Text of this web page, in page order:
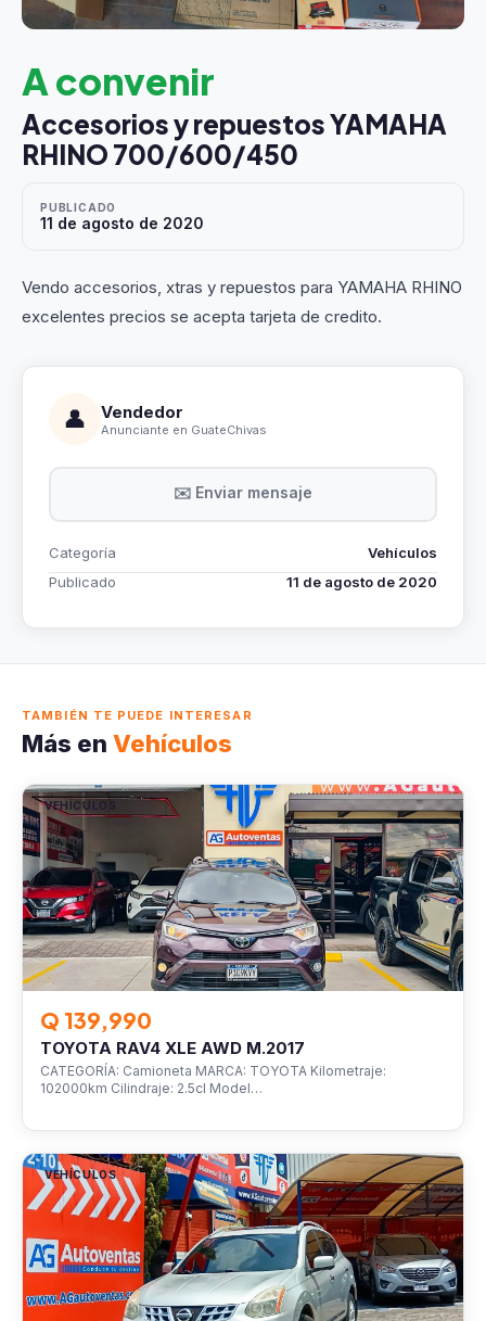
A convenir
Accesorios y repuestos YAMAHA
RHINO 700/600/450
PUBLICADO
11 de agosto de 2020
Vendo accesorios, xtras y repuestos para YAMAHA RHINO
excelentes precios se acepta tarjeta de credito.
👤 Vendedor
Anunciante en GuateChivas
✉️ Enviar mensaje
Categoría
Vehículos
Publicado
11 de agosto de 2020
TAMBIÉN TE PUEDE INTERESAR
Más en Vehículos
VEHÍCULOS
Q 139,990
TOYOTA RAV4 XLE AWD M.2017
CATEGORÍA: Camioneta MARCA: TOYOTA Kilometraje:
102000km Cilindraje: 2.5cl Model…
VEHÍCULOS